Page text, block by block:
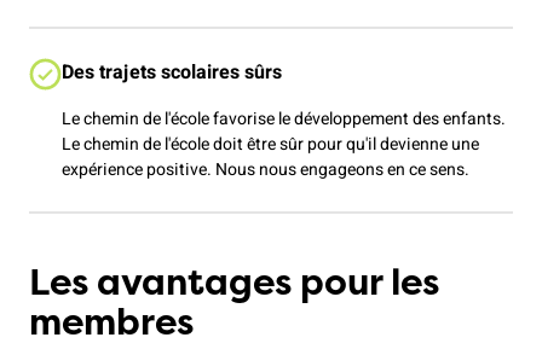
Des trajets scolaires sûrs
Le chemin de l'école favorise le développement des enfants.
Le chemin de l'école doit être sûr pour qu'il devienne une
expérience positive. Nous nous engageons en ce sens.
Les avantages pour les
membres